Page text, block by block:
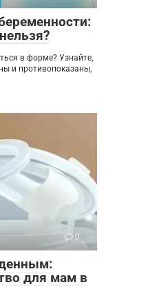
в форме? Узнайте,
и противопоказаны,
0
для мам в